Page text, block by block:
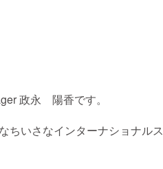
政永 陽香です。
ちいさなインターナショナルス